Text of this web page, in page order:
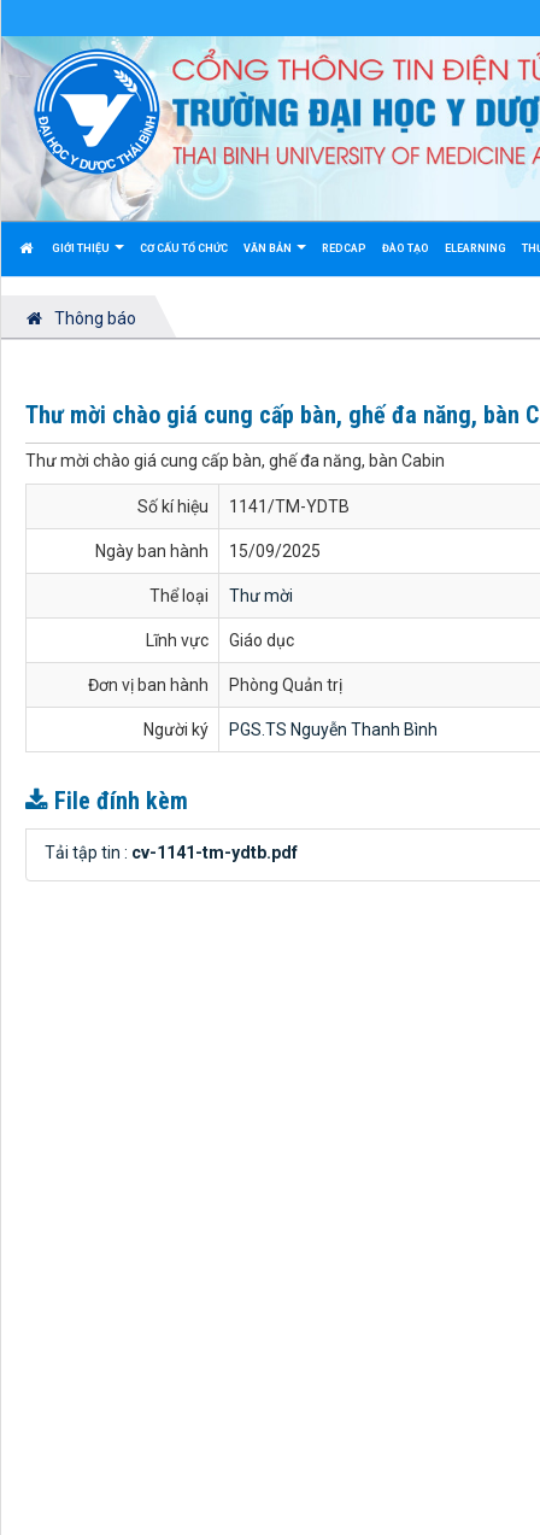
GIỚI THIỆU CƠ CẤU TỔ CHỨC VĂN BẢN REDCAP ĐÀO TẠO ELEARNING
Thông báo
Thư mời chào giá cung cấp bàn, ghế đa năng, bàn
Thư mời chào giá cung cấp bàn, ghế đa năng, bàn Cabin
Số kí hiệu 1141/TM-YDTB
Ngày ban hành 15/09/2025
Thể loại Thư mời
Lĩnh vực Giáo dục
Đơn vị ban hành Phòng Quản trị
Người ký PGS.TS Nguyễn Thanh Bình
File đính kèm
Tải tập tin : cv-1141-tm-ydtb.pdf